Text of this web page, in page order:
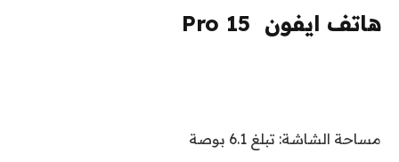
هاتف ايفون 15 Pro
مساحة الشاشة: تبلغ 6.1 بوصة